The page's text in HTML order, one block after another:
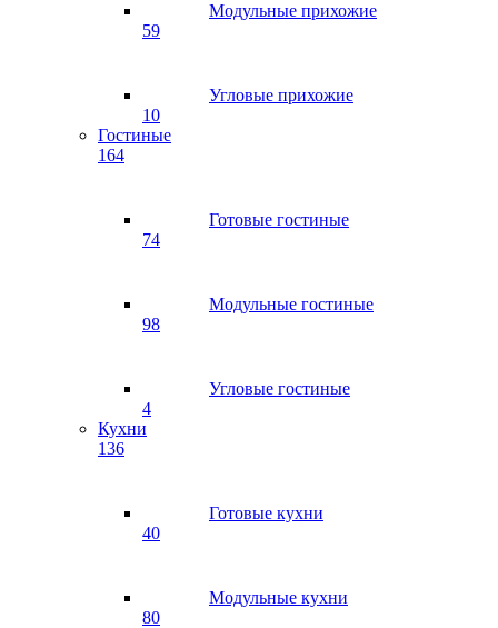
Модульные прихожие
59
Угловые прихожие
10
Гостиные
164
Готовые гостиные
74
Модульные гостиные
98
Угловые гостиные
4
Кухни
136
Готовые кухни
40
Модульные кухни
80